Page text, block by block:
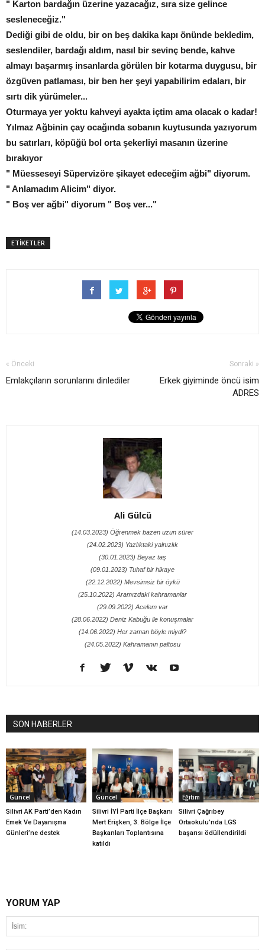
" Karton bardağın üzerine yazacağız, sıra size gelince
sesleneceğiz."
Dediği gibi de oldu, bir on beş dakika kapı önünde bekledim,
seslendiler, bardağı aldım, nasıl bir sevinç bende, kahve
almayı başarmış insanlarda görülen bir kotarma duygusu, bir
özgüven patlaması, bir ben her şeyi yapabilirim edaları, bir
sırtı dik yürümeler...
Oturmaya yer yoktu kahveyi ayakta içtim ama olacak o kadar!
Yılmaz Ağbinin çay ocağında sobanın kuytusunda yazıyorum
bu satırları, köpüğü bol orta şekerliyi masanın üzerine
bırakıyor
" Müesseseyi Süpervizöre şikayet edeceğim ağbi" diyorum.
" Anlamadım Alicim" diyor.
" Boş ver ağbi" diyorum " Boş ver..."
ETİKETLER
« Önceki
Emlakçıların sorunlarını dinlediler
Sonraki »
Erkek giyiminde öncü isim
ADRES
Ali Gülcü
(14.03.2023) Öğrenmek bazen uzun sürer
(24.02.2023) Yazlıktaki yalnızlık
(30.01.2023) Beyaz taş
(09.01.2023) Tuhaf bir hikaye
(22.12.2022) Mevsimsiz bir öykü
(25.10.2022) Aramızdaki kahramanlar
(29.09.2022) Acelem var
(28.06.2022) Deniz Kabuğu ile konuşmalar
(14.06.2022) Her zaman böyle miydi?
(24.05.2022) Kahramanın paltosu
SON HABERLER
Güncel
Silivri AK Parti’den Kadın
Emek Ve Dayanışma
Günleri’ne destek
Güncel
Silivri İYİ Parti İlçe Başkanı
Mert Erişken, 3. Bölge İlçe
Başkanları Toplantısına
katıldı
Eğitim
Silivri Çağrıbey
Ortaokulu’nda LGS
başarısı ödüllendirildi
YORUM YAP